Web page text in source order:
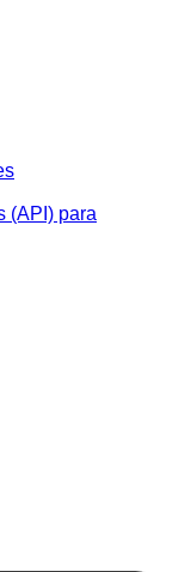
(API) para